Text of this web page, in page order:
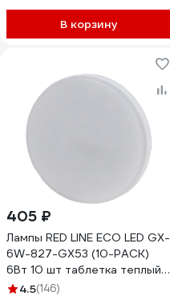
В корзину
405 ₽
Лампы RED LINE ECO LED GX-
6W-827-GX53 (10-PACK)
6Вт 10 шт таблетка теплый
белый свет GX53 ЭРА
4.5(146)